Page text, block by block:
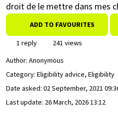
droit de le mettre dans mes
ADD TO FAVOURITES
1 reply
241 views
Author: Anonymous
Category: Eligibility advice, Eligibility
Date asked: 02 September, 2021
Last update: 26 March, 2026 13:12